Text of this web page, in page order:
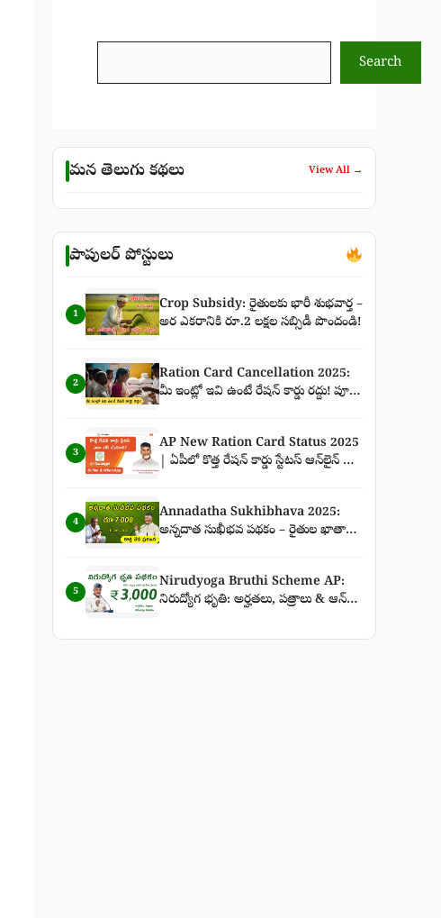
Search
మన తెలుగు కథలు View All →
పాపులర్ పోస్టులు
1
Crop Subsidy: రైతులకు భారీ శుభవార్త –
అర ఎకరానికి రూ.2 లక్షల సబ్సిడీ పొందండి!
2
Ration Card Cancellation 2025:
మీ ఇంట్లో ఇవి ఉంటే రేషన్ కార్డు రద్దు! పూర్తి
3
AP New Ration Card Status 2025
| ఏపీలో కొత్త రేషన్ కార్డు స్టేటస్ ఆన్‌లైన్ &
4
Annadatha Sukhibhava 2025:
అన్నదాత సుఖీభవ పథకం – రైతుల ఖాతాల్లో
5
Nirudyoga Bruthi Scheme AP:
నిరుద్యోగ భృతి: అర్హతలు, పత్రాలు & ఆన్‌లైన్
తాజా వార్తలు